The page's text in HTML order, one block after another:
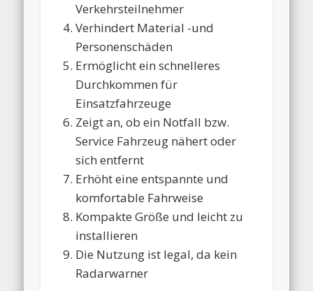
Verkehrsteilnehmer
Verhindert Material -und
Personenschäden
Ermöglicht ein schnelleres
Durchkommen für
Einsatzfahrzeuge
Zeigt an, ob ein Notfall bzw.
Service Fahrzeug nähert oder
sich entfernt
Erhöht eine entspannte und
komfortable Fahrweise
Kompakte Größe und leicht zu
installieren
Die Nutzung ist legal, da kein
Radarwarner